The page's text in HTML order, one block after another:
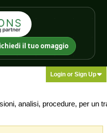
il tuo omaggio
Login or Sign Up
analisi, procedure, per un